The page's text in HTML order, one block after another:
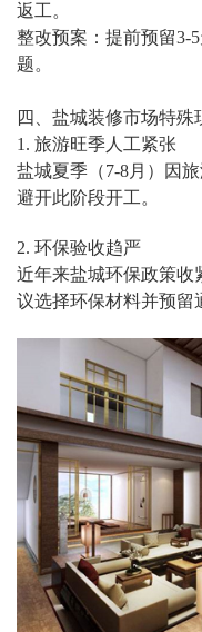
返工。
整改预案：提前预留3-
题。
四、盐城装修市场特殊
1. 旅游旺季人工紧张
盐城夏季（7-8月）因
避开此阶段开工。
2. 环保验收趋严
近年来盐城环保政策收
议选择环保材料并预留